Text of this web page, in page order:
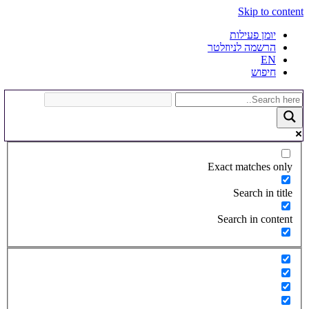
Skip to content
יומן פעילות
הרשמה לניוזלטר
EN
חיפוש
Exact matches only
Search in title
Search in content